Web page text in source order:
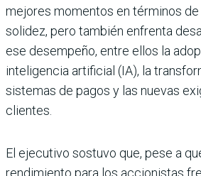
mejores momentos en términos
solidez, pero también enfrenta
ese desempeño, entre ellos la
inteligencia artificial (IA), la
sistemas de pagos y las nuevas
clientes.
El ejecutivo sostuvo que, pese a
rendimiento para los accionistas